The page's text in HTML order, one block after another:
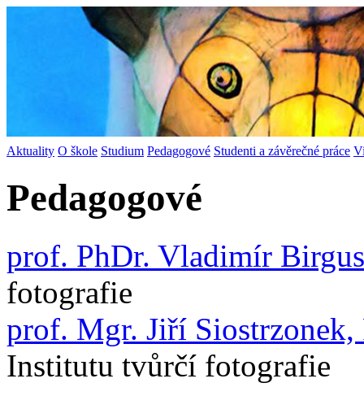
Aktuality O škole Studium Pedagogové Studenti a závěrečné práce
Pedagogové
prof. PhDr. Vladimír Birgus
fotografie
prof. Mgr. Jiří Siostrzonek,
Institutu tvůrčí fotografie